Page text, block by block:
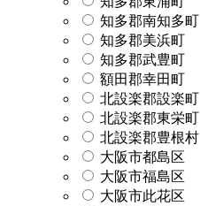
知多郡南知多町
知多郡美浜町
知多郡武豊町
額田郡幸田町
北設楽郡設楽町
北設楽郡東栄町
北設楽郡豊根村
大阪市都島区
大阪市福島区
大阪市此花区